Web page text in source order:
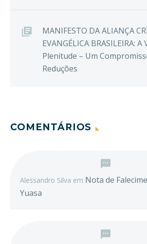
MANIFESTO DA ALIANÇA
EVANGÉLICA BRASILEIRA: A
Plenitude – Um
Reduções
COMENTÁRIOS
Alessandro Silva em Nota de
Yuasa